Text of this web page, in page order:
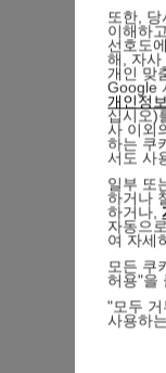
또한,
이해하
선호도
해, 자사
개인 맞
Google
개인정
십시오)
사 이외
하는 쿠
서도 사
일부 또
하거나
하거나,
자동으
여 자세
모든 쿠
허용"을
"모두
사용하